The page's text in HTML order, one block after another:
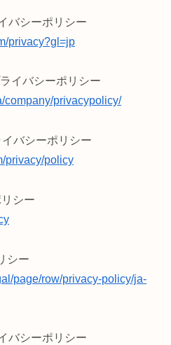
バシーポリシー
privacy?gl=jp
イバシーポリシー
company/privacypolicy/
バシーポリシー
privacy/policy
シー
シー
page/row/privacy-policy/ja-
バシーポリシー